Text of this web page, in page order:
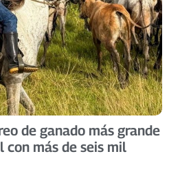
de ganado más grande
más de seis mil